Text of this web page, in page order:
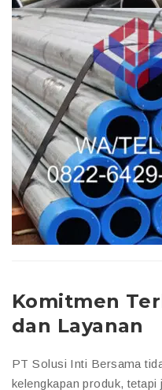
Komitmen
dan Layanan
PT Solusi Inti Bersama
kelengkapan produk, tetapi